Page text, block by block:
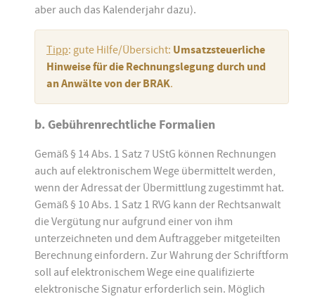
aber auch das Kalenderjahr dazu).
Tipp: gute Hilfe/Übersicht: Umsatzsteuerliche
Hinweise für die Rechnungslegung durch und
an Anwälte von der BRAK.
b. Gebührenrechtliche Formalien
Gemäß § 14 Abs. 1 Satz 7 UStG können Rechnungen
auch auf elektronischem Wege übermittelt werden,
wenn der Adressat der Übermittlung zugestimmt hat.
Gemäß § 10 Abs. 1 Satz 1 RVG kann der Rechtsanwalt
die Vergütung nur aufgrund einer von ihm
unterzeichneten und dem Auftraggeber mitgeteilten
Berechnung einfordern. Zur Wahrung der Schriftform
soll auf elektronischem Wege eine qualifizierte
elektronische Signatur erforderlich sein. Möglich